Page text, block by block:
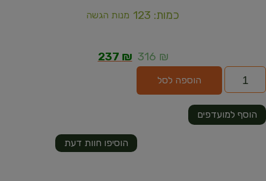
כמות: 123 מנות הגשה
316 ₪
237 ₪
הוספה לסל
הוסיפו חוות דעת
הוסף למועדפים